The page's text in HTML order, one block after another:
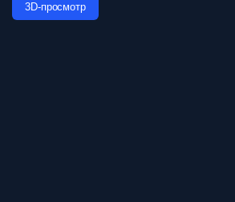
3D-просмотр